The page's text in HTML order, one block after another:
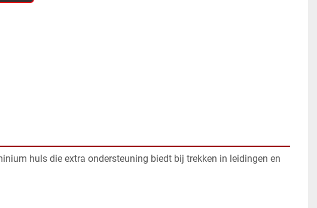
huls die extra ondersteuning biedt bij trekken in leidingen en